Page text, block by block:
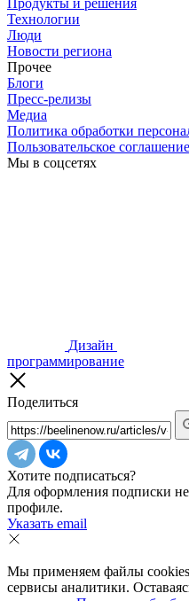
Технологии
Люди
Новости региона
Прочее
Блоги
Пресс-релизы
Медиа
Политика обработки
Пользовательское соглашение
Мы в соцсетях
Дизайн
программирование
Поделиться
Хотите подписаться?
Для оформления подписки
профиле.
Указать email
Мы применяем файлы cookies
сервисы аналитики.